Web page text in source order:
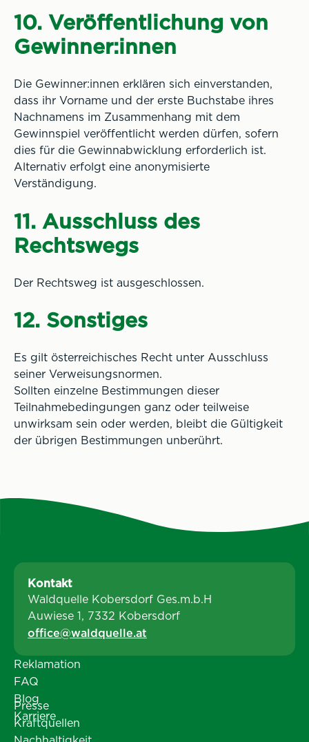
10. Veröffentlichung von
Gewinner:innen
Die Gewinner:innen erklären sich einverstanden,
dass ihr Vorname und der erste Buchstabe ihres
Nachnamens im Zusammenhang mit dem
Gewinnspiel veröffentlicht werden dürfen, sofern
dies für die Gewinnabwicklung erforderlich ist.
Alternativ erfolgt eine anonymisierte
Verständigung.
11. Ausschluss des
Rechtswegs
Der Rechtsweg ist ausgeschlossen.
12. Sonstiges
Es gilt österreichisches Recht unter Ausschluss
seiner Verweisungsnormen.
Sollten einzelne Bestimmungen dieser
Teilnahmebedingungen ganz oder teilweise
unwirksam sein oder werden, bleibt die Gültigkeit
der übrigen Bestimmungen unberührt.
Kontakt
Waldquelle Kobersdorf Ges.m.b.H
Auwiese 1, 7332 Kobersdorf
office@waldquelle.at
Reklamation
FAQ
Blog
Karriere
Presse
Kraftquellen